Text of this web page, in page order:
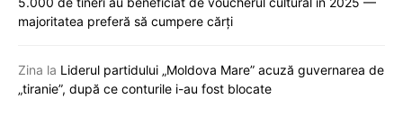
majoritatea preferă să cumpere cărți
Zina la Liderul partidului „Moldova Mare” acuză guvernarea de
„tiranie”, după ce conturile i-au fost blocate